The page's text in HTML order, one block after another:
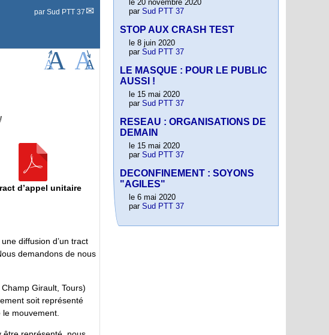
par Sud PTT 37
d’appel unitaire
diffusion d’un tract
demandons de nous
Girault, Tours)
soit représenté
mouvement.
le 20 novembre 2020
par Sud PTT 37
STOP AUX CRASH TEST
le 8 juin 2020
par Sud PTT 37
LE MASQUE : POUR LE PUBLIC
AUSSI !
le 15 mai 2020
par Sud PTT 37
RESEAU : ORGANISATIONS DE
DEMAIN
le 15 mai 2020
par Sud PTT 37
DECONFINEMENT : SOYONS
"AGILES"
le 6 mai 2020
par Sud PTT 37